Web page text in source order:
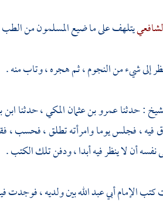
يتلهف على ما ضيع المسلمون من
إلى شيء من النجوم ، ثم هجره ، وتاب منه .
: حدثناعمرو بن عثمان المكي، حدثنا
فيه ، فجلس يوما وامرأته تطلق ، فحسب ،
أن لا ينظر فيه أبدا ، ودفن تلك الكتب .
كتبالإمام أبي عبد اللهبين ولديه ، فوجدت